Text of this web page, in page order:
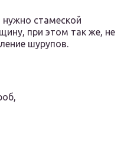
стамеской
при этом так же, не
шурупов.